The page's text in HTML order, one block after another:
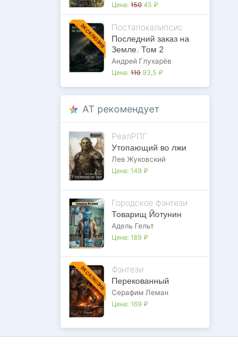
Цена: 150 45 ₽
ЭКСКЛЮЗИВ Постапокалипсис
Последний заказ на
Земле. Том 2
Андрей Глухарёв
Цена: 110 93,5 ₽
AT рекомендует
РеалРПГ
Утопающий во лжи
Лев Жуковский
Цена: 149 ₽
Городское фэнтези
Товарищ Йотунин
Адель Гельт
Цена: 189 ₽
ЭКСКЛЮЗИВ Фэнтези
Перекованный
Серафим Леман
Цена: 169 ₽